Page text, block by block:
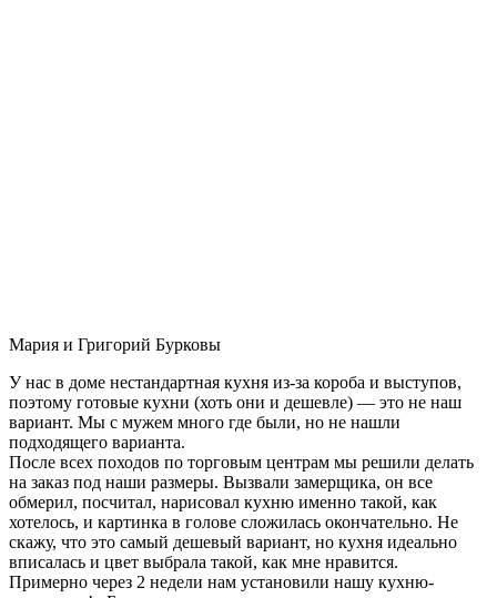
Мария и Григорий Бурковы
У нас в доме нестандартная кухня из-за короба и выступов,
поэтому готовые кухни (хоть они и дешевле) — это не наш
вариант. Мы с мужем много где были, но не нашли
подходящего варианта.
После всех походов по торговым центрам мы решили делать
на заказ под наши размеры. Вызвали замерщика, он все
обмерил, посчитал, нарисовал кухню именно такой, как
хотелось, и картинка в голове сложилась окончательно. Не
скажу, что это самый дешевый вариант, но кухня идеально
вписалась и цвет выбрала такой, как мне нравится.
Примерно через 2 недели нам установили нашу кухню-